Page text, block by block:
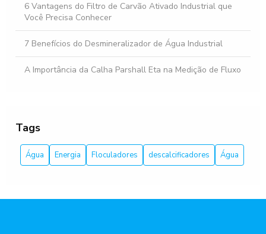
6 Vantagens do Filtro de Carvão Ativado Industrial que
Você Precisa Conhecer
7 Benefícios do Desmineralizador de Água Industrial
A Importância da Calha Parshall Eta na Medição de Fluxo
Abrandador de Água para Caldeira: O Guia Completo
Abrandador Industrial: Como Escolher o Melhor
Abrandador Industrial: Como Escolher o Melhor para Seu
Tags
Água Energia Floculadores descalcificadores Água